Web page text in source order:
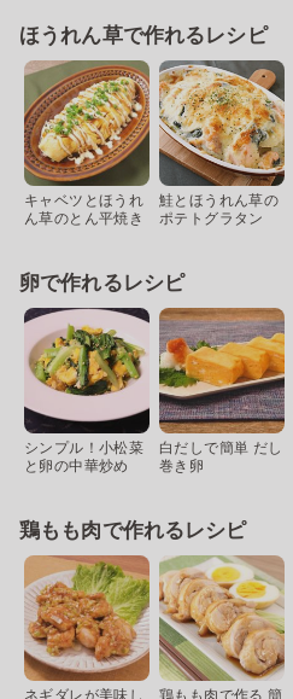
ほうれん草で作れるレシピ
キャベツとほうれ
ん草のとん平焼き
鮭とほうれん草の
ポテトグラタン
卵で作れるレシピ
シンプル！小松菜
と卵の中華炒め
白だしで簡単 だし
巻き卵
鶏もも肉で作れるレシピ
ネギダレが美味し 鶏もも肉で作る 簡